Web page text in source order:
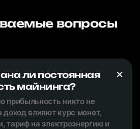
вопросы
ли постоянная
майнинга?
прибыльность никто не
доход влияют курс монет,
тариф на электроэнергию и